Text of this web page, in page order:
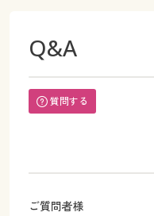
Q&A
質問する
ご質問者様